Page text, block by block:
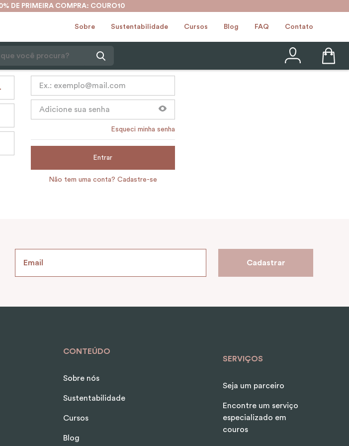
DE PRIMEIRA COMPRA: COURO10
Sobre Sustentabilidade Cursos Blog FAQ Contato
Esqueci minha senha
Entrar
Não tem uma conta? Cadastre-se
Cadastrar
CONTEÚDO
Sobre nós
Sustentabilidade
Cursos
Blog
SERVIÇOS
Seja um parceiro
Encontre um serviço
especializado em
couros